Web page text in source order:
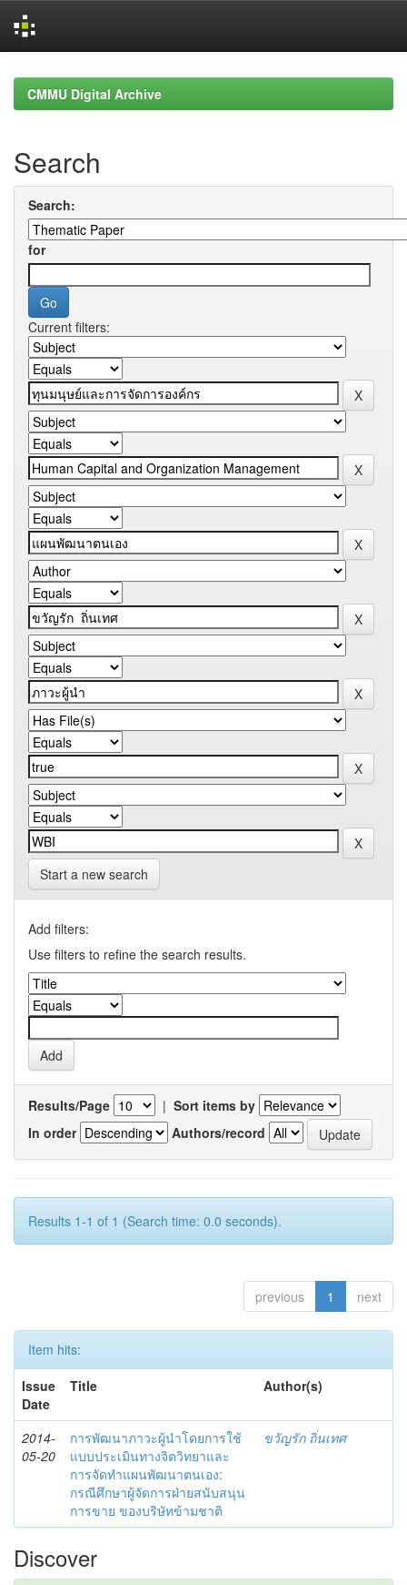
navigationCMMU Digital Archive
Search
Search:
for
Current filters:
Start a new search
Add filters:
Use filters to refine the search results.
Results/Page | Sort items by
In order
Authors/record
Results 1-1 of 1 (Search time: 0.0 seconds).
previous 1 next
Item hits:
Issue
Date
Title Author(s)
2014-
05-20
การพัฒนาภาวะผู้นำโดยการใช้
แบบประเมินทางจิตวิทยาและ
การจัดทำแผนพัฒนาตนเอง:
กรณีศึกษาผู้จัดการฝ่ายสนับสนุน
การขาย ของบริษัทข้ามชาติ
ขวัญรัก ถิ่นเทศ
Discover